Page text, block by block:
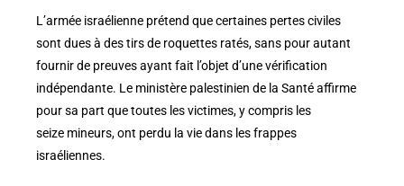
L’armée israélienne prétend que certaines pertes civiles
sont dues à des tirs de roquettes ratés, sans pour autant
fournir de preuves ayant fait l’objet d’une vérification
indépendante. Le ministère palestinien de la Santé affirme
pour sa part que toutes les victimes, y compris les
seize mineurs, ont perdu la vie dans les frappes
israéliennes.